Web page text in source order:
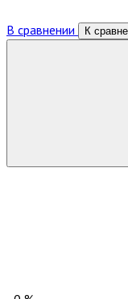
В сравнении К